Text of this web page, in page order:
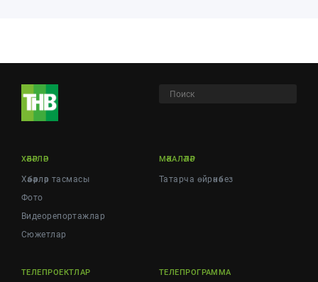
ХӘБӘРЛӘР
Хәбәрләр тасмасы
Фото
Видеорепортажлар
Cюжетлар
МӘКАЛӘЛӘР
Татарча өйрәнәбез
ТЕЛЕПРОЕКТЛАР ТЕЛЕПРОГРАММА